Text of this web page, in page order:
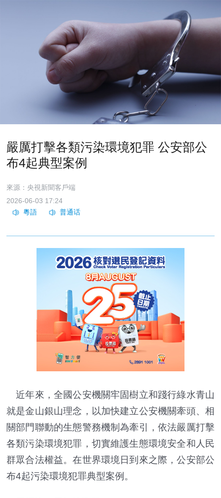
嚴厲打擊各類污染環境犯罪 公安部公
布4起典型案例
來源：央視新聞客戶端
2026-06-03 17:24
近年來，全國公安機關牢固樹立和踐行綠水青山
就是金山銀山理念，以加快建立公安機關牽頭、相
關部門聯動的生態警務機制為牽引，依法嚴厲打擊
各類污染環境犯罪，切實維護生態環境安全和人民
群眾合法權益。在世界環境日到來之際，公安部公
布4起污染環境犯罪典型案例。